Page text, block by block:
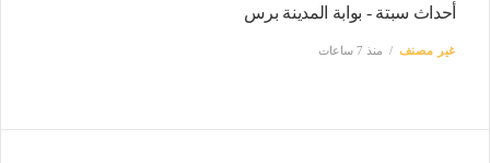
أحداث سبتة - بوابة المدينة برس
غير مصنف منذ 7 ساعات